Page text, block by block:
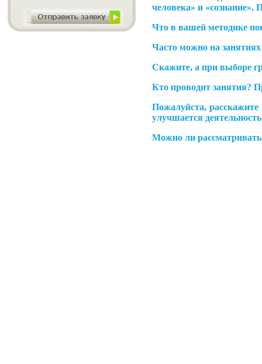
человека» и
Что в вашей методике
Часто можно на
Скажите, а при выборе
Кто проводит занятия?
Пожалуйста,
улучшается
Можно ли